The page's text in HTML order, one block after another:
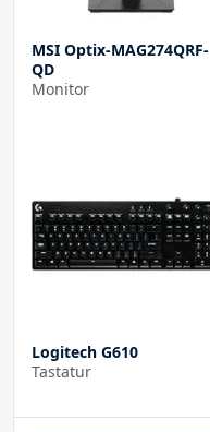
MSI Optix-MAG274QRF-
QD
Monitor
Logitech G610
Tastatur